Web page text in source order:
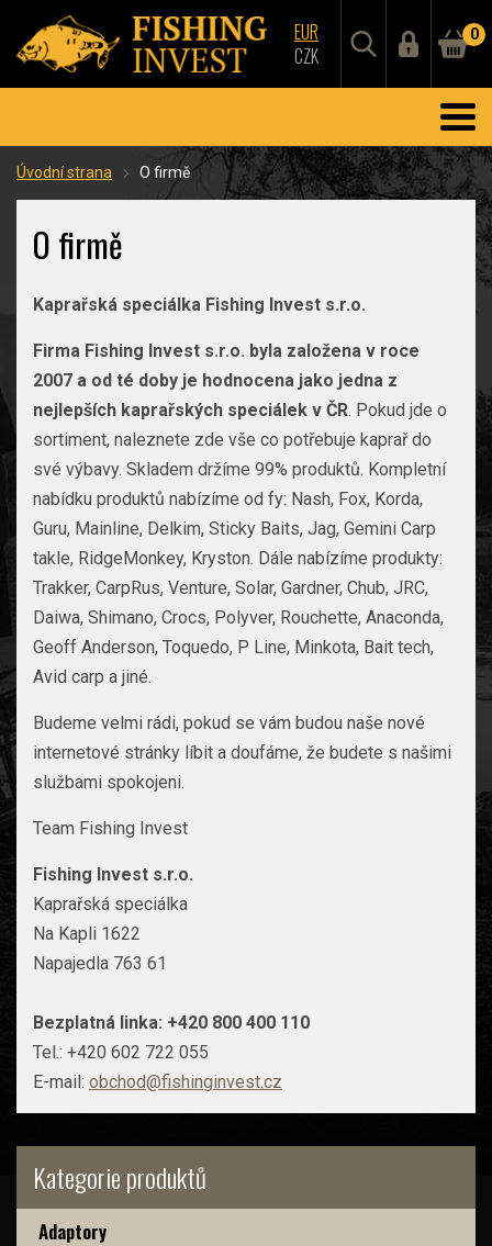
EUR
CZK
0
Úvodní strana O firmě
Kategorie produktů
Adaptory
O firmě
Kaprařská speciálka Fishing Invest s.r.o.
Firma Fishing Invest s.r.o. byla založena v roce
2007 a od té doby je hodnocena jako jedna z
nejlepších kaprařských speciálek v ČR. Pokud jde o
sortiment, naleznete zde vše co potřebuje kaprař do
své výbavy. Skladem držíme 99% produktů. Kompletní
nabídku produktů nabízíme od fy: Nash, Fox, Korda,
Guru, Mainline, Delkim, Sticky Baits, Jag, Gemini Carp
takle, RidgeMonkey, Kryston. Dále nabízíme produkty:
Trakker, CarpRus, Venture, Solar, Gardner, Chub, JRC,
Daiwa, Shimano, Crocs, Polyver, Rouchette, Anaconda,
Geoff Anderson, Toquedo, P Line, Minkota, Bait tech,
Avid carp a jiné.
Budeme velmi rádi, pokud se vám budou naše nové
internetové stránky líbit a doufáme, že budete s našimi
službami spokojeni.
Team Fishing Invest
Fishing Invest s.r.o.
Kaprařská speciálka
Na Kapli 1622
Napajedla 763 61
Bezplatná linka: +420 800 400 110
Tel.: +420 602 722 055
E-mail: obchod@fishinginvest.cz